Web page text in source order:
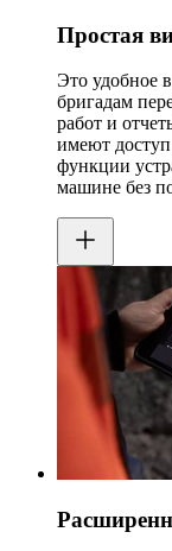
Простая
Это удобное
бригадам
работ и
имеют
функции
машине без